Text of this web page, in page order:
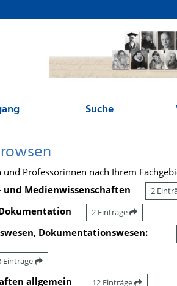
Suche
Professorinnen nach Ihrem
Medienwissenschaften
2
2 Einträge
Dokumentationswesen:
Einträge
allgemein 12 Einträge